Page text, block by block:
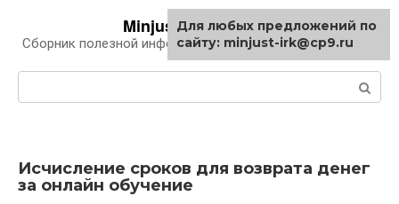
контенту
Minjust-irk.ru
Сборник полезной информации про автомобили
Исчисление сроков для возврата денег
за онлайн обучение
Для любых предложений по
сайту: minjust-irk@cp9.ru